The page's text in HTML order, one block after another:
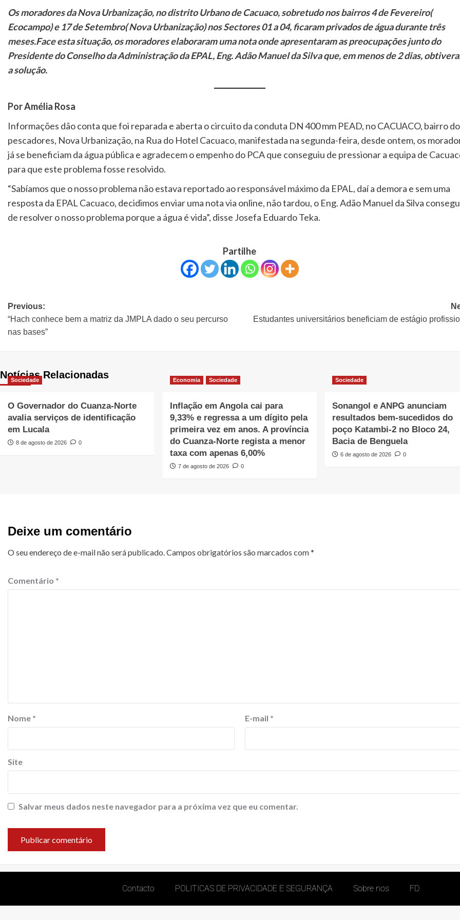
Os moradores da Nova Urbanização, no distrito Urbano de Cacuaco, sobretudo nos bairros 4 de Fevereiro(
Ecocampo) e 17 de Setembro( Nova Urbanização) nos Sectores 01 a 04, ficaram privados de água durante três
meses.Face esta situação, os moradores elaboraram uma nota onde apresentaram as preocupações junto do
Presidente do Conselho da Administração da EPAL, Eng. Adão Manuel da Silva que, em menos de 2 dias,
a solução.
Por Amélia Rosa
Informações dão conta que foi reparada e aberta o circuito da conduta DN 400 mm PEAD, no CACUACO, bairro
pescadores, Nova Urbanização, na Rua do Hotel Cacuaco, manifestada na segunda-feira, desde ontem, os
já se beneficiam da água pública e agradecem o empenho do PCA que conseguiu de pressionar a equipa de
para que este problema fosse resolvido.
“Sabíamos que o nosso problema não estava reportado ao responsável máximo da EPAL, daí a demora e sem uma
resposta da EPAL Cacuaco, decidimos enviar uma nota via online, não tardou, o Eng. Adão Manuel da Silva
de resolver o nosso problema porque a água é vida”, disse Josefa Eduardo Teka.
Partilhe
Previous:
“Hach conhece bem a matriz da JMPLA dado o seu percurso
nas bases”
Estudantes universitários beneficiam de estágio
Notícias Relacionadas
Sociedade
O Governador do Cuanza-Norte
avalia serviços de identificação
em Lucala
8 de agosto de 2026 0
Economia Sociedade
Inflação em Angola cai para
9,33% e regressa a um dígito pela
primeira vez em anos. A província
do Cuanza-Norte regista a menor
taxa com apenas 6,00%
7 de agosto de 2026 0
Sociedade
Sonangol e ANPG anunciam
resultados bem-sucedidos do
poço Katambi-2 no Bloco 24,
Bacia de Benguela
6 de agosto de 2026 0
Deixe um comentário
O seu endereço de e-mail não será publicado.Campos obrigatórios são marcados com*
Comentário *
Nome * E-mail *
Site
Salvar meus dados neste navegador para a próxima vez que eu comentar.
Contacto POLITICAS DE PRIVACIDADE E SEGURANÇA Sobre nos FD